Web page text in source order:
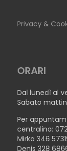
Privacy &
ORARI
Dal lunedì al
Sabato
Per
centralino:
Mirka 346
Denis 328